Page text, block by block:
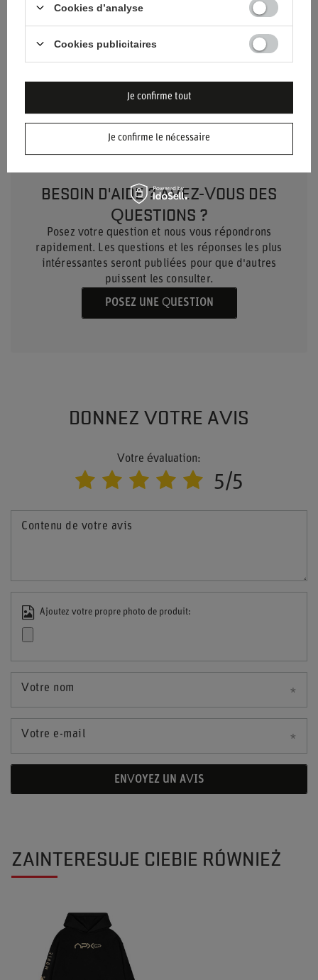
Groupe d'âge
Matériel
Marque Apex GP
BESOIN D'AIDE ? AVEZ-VOUS DES
QUESTIONS ?
Posez votre question et nous vous répondrons
rapidement. Les questions et les réponses les plus
intéressantes seront publiées pour que d'autres
puissent les consulter.
POSEZ UNE QUESTION
DONNEZ VOTRE AVIS
Votre évaluation:
5/5
Contenu de votre avis
Ajoutez votre propre photo de produit:
Votre nom
Votre e-mail
ENVOYEZ UN AVIS
ZAINTERESUJE CIEBIE RÓWNIEŻ
Cookies d’analyse
Cookies publicitaires
Je confirme le nécessaire
Je confirme tout